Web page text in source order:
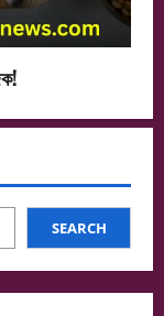
SEARCH